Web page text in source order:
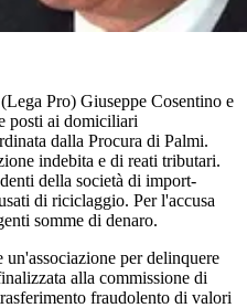
Pro) Giuseppe Cosentino e
posti ai domiciliari
dalla Procura di Palmi.
indebita e di reati tributari.
della società di import-
di riciclaggio. Per l'accusa
somme di denaro.
per delinquere
alla commissione di
fraudolento di valori